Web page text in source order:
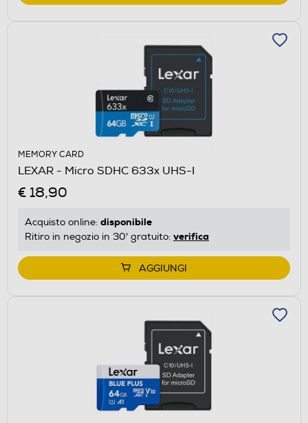
MEMORY CARD
LEXAR - Micro SDHC 633x UHS-I
€ 18,90
Acquisto online: disponibile
Ritiro in negozio in 30' gratuito: verifica
AGGIUNGI